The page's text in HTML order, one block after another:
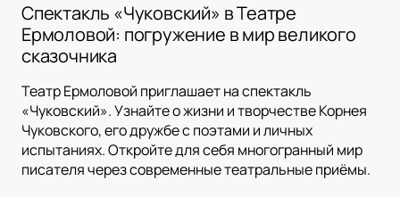
Спектакль «Чуковский» в Театре
Ермоловой: погружение в мир великого
сказочника
Театр Ермоловой приглашает на спектакль
«Чуковский». Узнайте о жизни и творчестве Корнея
Чуковского, его дружбе с поэтами и личных
испытаниях. Откройте для себя многогранный мир
писателя через современные театральные приёмы.